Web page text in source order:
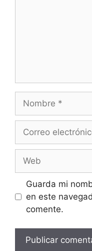
electrónico
Guarda mi
en este
comente.